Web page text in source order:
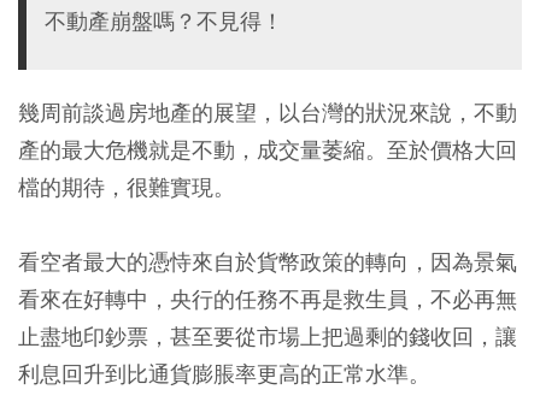
不動產崩盤嗎？不見得！
幾周前談過房地產的展望，以台灣的狀況來說，不動
產的最大危機就是不動，成交量萎縮。至於價格大回
檔的期待，很難實現。
看空者最大的憑恃來自於貨幣政策的轉向，因為景氣
看來在好轉中，央行的任務不再是救生員，不必再無
止盡地印鈔票，甚至要從市場上把過剩的錢收回，讓
利息回升到比通貨膨脹率更高的正常水準。